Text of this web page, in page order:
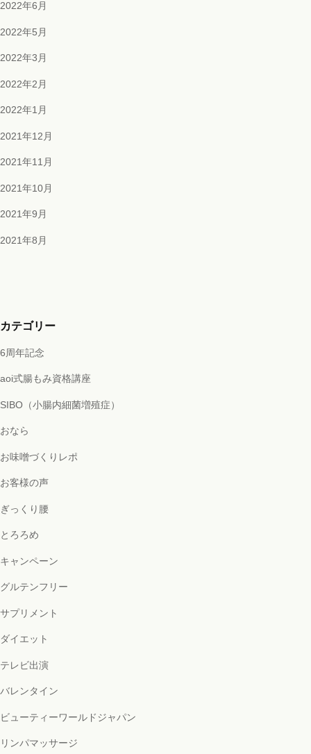
2022年6月
2022年5月
2022年3月
2022年2月
2022年1月
2021年12月
2021年11月
2021年10月
2021年9月
2021年8月
カテゴリー
6周年記念
aoi式腸もみ資格講座
SIBO（小腸内細菌増殖症）
おなら
お味噌づくりレポ
お客様の声
ぎっくり腰
とろろめ
キャンペーン
グルテンフリー
サプリメント
ダイエット
テレビ出演
バレンタイン
ビューティーワールドジャパン
リンパマッサージ